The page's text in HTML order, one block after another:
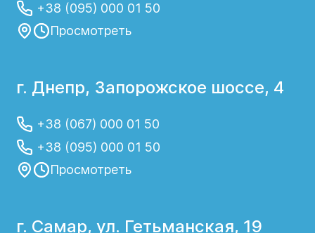
+38 (095) 000 01 50
Просмотреть
г. Днепр, Запорожское шоссе, 4
+38 (067) 000 01 50
+38 (095) 000 01 50
Просмотреть
г. Самар, ул. Гетьманская, 19